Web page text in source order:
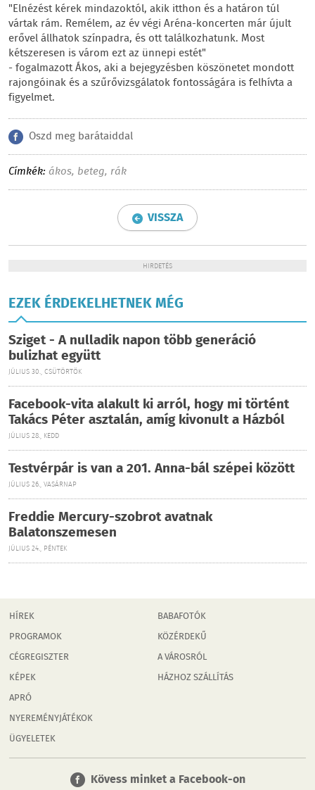
"Elnézést kérek mindazoktól, akik itthon és a határon túl
vártak rám. Remélem, az év végi Aréna-koncerten már újult
erővel állhatok színpadra, és ott találkozhatunk. Most
kétszeresen is várom ezt az ünnepi estét"
- fogalmazott Ákos, aki a bejegyzésben köszönetet mondott
rajongóinak és a szűrővizsgálatok fontosságára is felhívta a
figyelmet.
Oszd meg barátaiddal
Címkék: ákos, beteg, rák
VISSZA
HIRDETÉS
EZEK ÉRDEKELHETNEK MÉG
Sziget - A nulladik napon több generáció
bulizhat együtt
JÚLIUS 30., CSÜTÖRTÖK
Facebook-vita alakult ki arról, hogy mi történt
Takács Péter asztalán, amíg kivonult a Házból
JÚLIUS 28., KEDD
Testvérpár is van a 201. Anna-bál szépei között
JÚLIUS 26., VASÁRNAP
Freddie Mercury-szobrot avatnak
Balatonszemesen
JÚLIUS 24., PÉNTEK
HÍREK
PROGRAMOK
CÉGREGISZTER
KÉPEK
APRÓ
NYEREMÉNYJÁTÉKOK
ÜGYELETEK
BABAFOTÓK
KÖZÉRDEKŰ
A VÁROSRÓL
HÁZHOZ SZÁLLÍTÁS
Kövess minket a Facebook-on